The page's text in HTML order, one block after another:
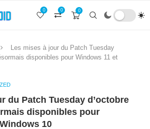
0
0
0
Les mises à jour du Patch Tuesday
disponibles pour Windows 11 et
du Patch Tuesday d’octobre
disponibles pour
10